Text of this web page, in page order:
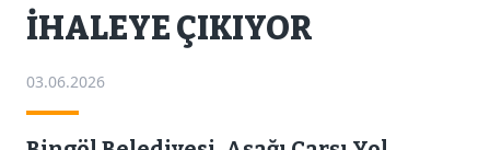
İHALEYE ÇIKIYOR
03.06.2026